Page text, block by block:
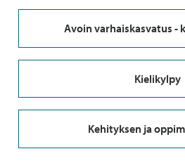
Avoin varhaiskasvatus -
Kielikylpy
Kehityksen ja